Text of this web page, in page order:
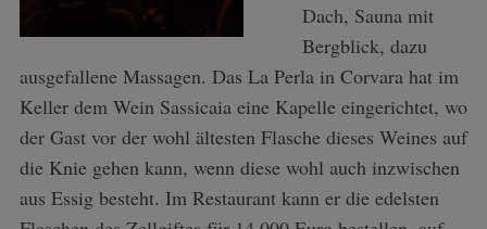
Dach, Sauna mit
Bergblick, dazu
ausgefallene Massagen. Das La Perla in Corvara hat im
Keller dem Wein Sassicaia eine Kapelle eingerichtet, wo
der Gast vor der wohl ältesten Flasche dieses Weines auf
die Knie gehen kann, wenn diese wohl auch inzwischen
aus Essig besteht. Im Restaurant kann er die edelsten